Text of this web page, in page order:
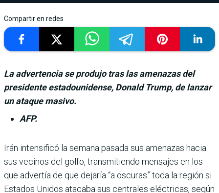
Compartir en redes
La advertencia se produjo tras las amenazas del
presidente estadounidense, Donald Trump, de lanzar
un ataque masivo.
AFP.
Irán intensificó la semana pasada sus amenazas hacia
sus vecinos del golfo, transmitiendo mensa­jes en los
que advertía de que dejaría “a oscuras” toda la región si
Estados Unidos ata­caba sus centrales eléctricas, según